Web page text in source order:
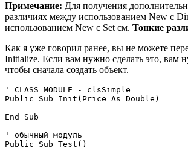
Примечание: Для получения
различиях между использованием New с
использованием New с Set см. Тонкие
Как я уже говорил ранее, вы не можете
Initialize. Если вам нужно сделать это, вам
чтобы сначала создать объект.
' CLASS MODULE - clsSimple
Public Sub Init(Price As Double)
End Sub
' обычный модуль
Public Sub Test()